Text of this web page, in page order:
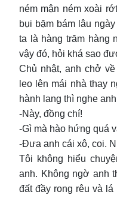
ném mận ném xoài
bụi bặm bám lâu
ta là hàng trăm hàng
vậy đó, hỏi khá sao
Chủ nhật, anh chở
leo lên mái nhà thay
hành lang thì nghe
-Này, đồng chí!
-Gì mà hào hứng quá
-Đưa anh cái xô, coi.
Tôi không hiểu
anh. Không ngờ anh
đất đầy rong rêu và lá